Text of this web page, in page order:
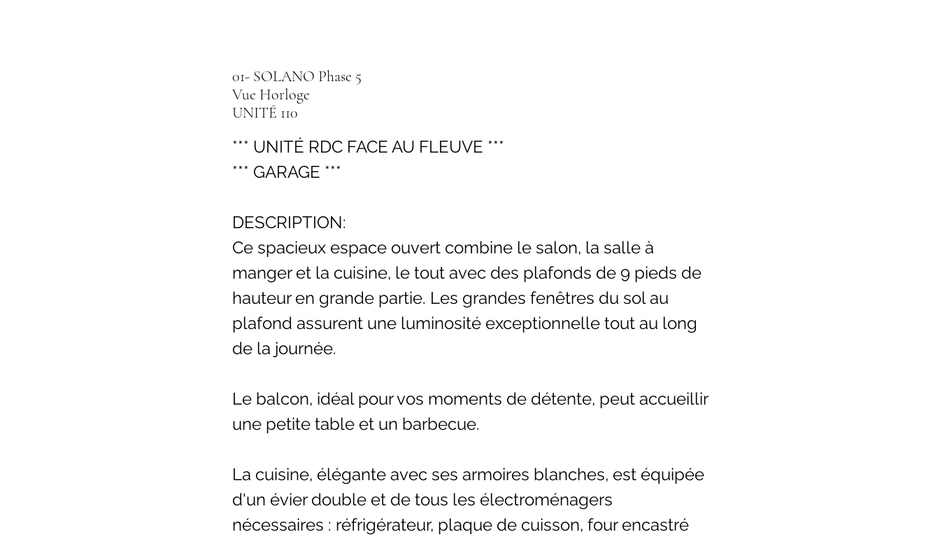
01- SOLANO Phase 5
Vue Horloge
UNITÉ 110
*** UNITÉ RDC FACE AU FLEUVE ***
*** GARAGE ***
DESCRIPTION:
Ce spacieux espace ouvert combine le salon, la salle à
manger et la cuisine, le tout avec des plafonds de 9 pieds de
hauteur en grande partie. Les grandes fenêtres du sol au
plafond assurent une luminosité exceptionnelle tout au long
de la journée.
Le balcon, idéal pour vos moments de détente, peut accueillir
une petite table et un barbecue.
La cuisine, élégante avec ses armoires blanches, est équipée
d'un évier double et de tous les électroménagers
nécessaires : réfrigérateur, plaque de cuisson, four encastré